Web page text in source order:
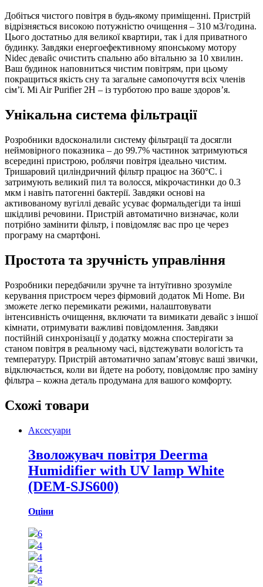
Добіться чистого повітря в будь-якому приміщенні. Пристрій
відрізняється високою потужністю очищення – 310 м3/година.
Цього достатньо для великої квартири, так і для приватного
будинку. Завдяки енергоефективному японському мотору
Nidec девайс очистить спальню або вітальню за 10 хвилин.
Ваш будинок наповниться чистим повітрям, при цьому
покращиться якість сну та загальне самопочуття всіх членів
сім’ї. Mi Air Purifier 2H – із турботою про ваше здоров’я.
Унікальна система фільтрації
Розробники вдосконалили систему фільтрації та досягли
неймовірного показника – до 99.7% частинок затримуються
всередині пристрою, роблячи повітря ідеально чистим.
Тришаровий циліндричний фільтр працює на 360°С. і
затримують великий пил та волосся, мікрочастинки до 0.3
мкм і навіть патогенні бактерії. Завдяки основі на
активованому вугіллі девайс усуває формальдегіди та інші
шкідливі речовини. Пристрій автоматично визначає, коли
потрібно замінити фільтр, і повідомляє вас про це через
програму на смартфоні.
Простота та зручність управління
Розробники передбачили зручне та інтуїтивно зрозуміле
керування пристроєм через фірмовий додаток Mi Home. Ви
зможете легко перемикати режими, налаштовувати
інтенсивність очищення, включати та вимикати девайс з іншої
кімнати, отримувати важливі повідомлення. Завдяки
постійній синхронізації у додатку можна спостерігати за
станом повітря в реальному часі, відстежувати вологість та
температуру. Пристрій автоматично запам’ятовує ваші звички,
відключається, коли ви йдете на роботу, повідомляє про заміну
фільтра – кожна деталь продумана для вашого комфорту.
Схожі товари
Аксесуари
Зволожувач повітря Deerma
Humidifier with UV lamp White
(DEM-SJS600)
Оціни
6
4
4
4
6